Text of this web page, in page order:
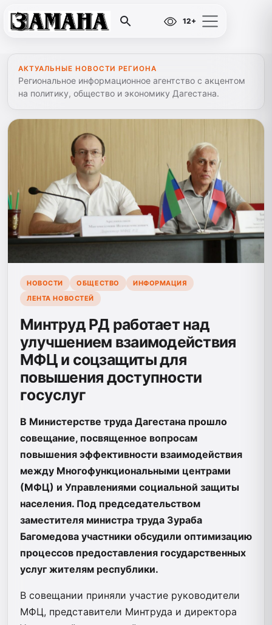
12+
АКТУАЛЬНЫЕ НОВОСТИ РЕГИОНА
Региональное информационное агентство с акцентом
на политику, общество и экономику Дагестана.
НОВОСТИ ОБЩЕСТВО
ИНФОРМАЦИЯ
ЛЕНТА НОВОСТЕЙ
Минтруд РД работает над
улучшением взаимодействия
МФЦ и соцзащиты для
повышения доступности
госуслуг
В Министерстве труда Дагестана прошло
совещание, посвященное вопросам
повышения эффективности взаимодействия
между Многофункциональными центрами
(МФЦ) и Управлениями социальной защиты
населения. Под председательством
заместителя министра труда Зураба
Багомедова участники обсудили оптимизацию
процессов предоставления государственных
услуг жителям республики.
В совещании приняли участие руководители
МФЦ, представители Минтруда и директора